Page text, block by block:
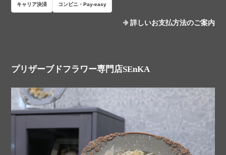
キャリア決済 コンビニ・Pay-easy
詳しいお支払方法のご案内
プリザーブドフラワー専門店SEnKA